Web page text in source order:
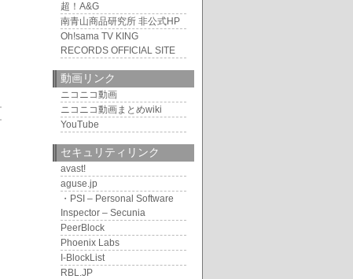
超！A&G
南青山商品研究所 非公式HP
Oh!sama TV KING
RECORDS OFFICIAL SITE
動画リンク
ニコニコ動画
ニコニコ動画まとめwiki
YouTube
セキュリティリンク
avast!
aguse.jp
・PSI – Personal Software
Inspector – Secunia
PeerBlock
Phoenix Labs
I-BlockList
RBL.JP